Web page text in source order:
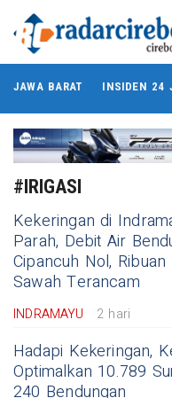
JAWA BARAT INSIDEN 24
#IRIGASI
Kekeringan di
Parah, Debit Air
Cipancuh Nol,
Sawah Terancam
INDRAMAYU 2 hari
Hadapi Kekeringan,
Optimalkan 10.789
240 Bendungan